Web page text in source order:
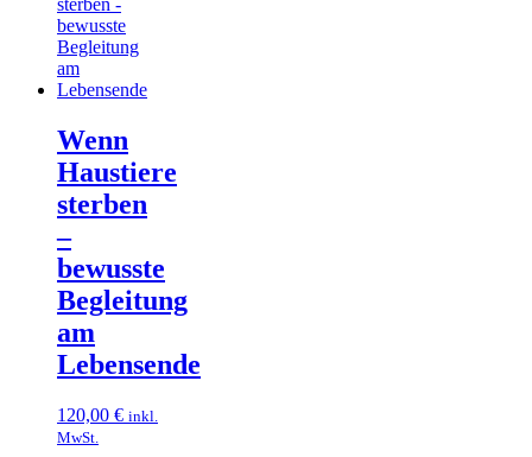
Wenn
Haustiere
sterben
–
bewusste
Begleitung
am
Lebensende
120,00 € inkl.
MwSt.